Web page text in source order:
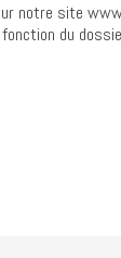
notre site
du